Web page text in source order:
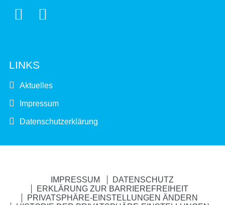
 
LINKS
Aktuelles
Impressum
Datenschutzerklärung
IMPRESSUM
DATENSCHUTZ
ERKLÄRUNG ZUR BARRIEREFREIHEIT
PRIVATSPHÄRE-EINSTELLUNGEN ÄNDERN